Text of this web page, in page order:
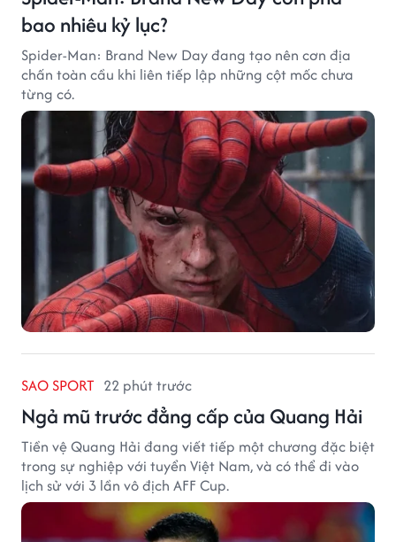
bao nhiêu kỷ lục?
Spider-Man: Brand New Day đang tạo nên cơn địa
chấn toàn cầu khi liên tiếp lập những cột mốc chưa
từng có.
SAO SPORT 22 phút trước
Ngả mũ trước đẳng cấp của Quang Hải
Tiền vệ Quang Hải đang viết tiếp một chương đặc biệt
trong sự nghiệp với tuyển Việt Nam, và có thể đi vào
lịch sử với 3 lần vô địch AFF Cup.